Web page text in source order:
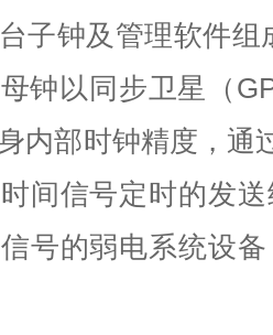
子钟及管理软件组
钟以同步卫星（
内部时钟精度，通
间信号定时的发
号的弱电系统设